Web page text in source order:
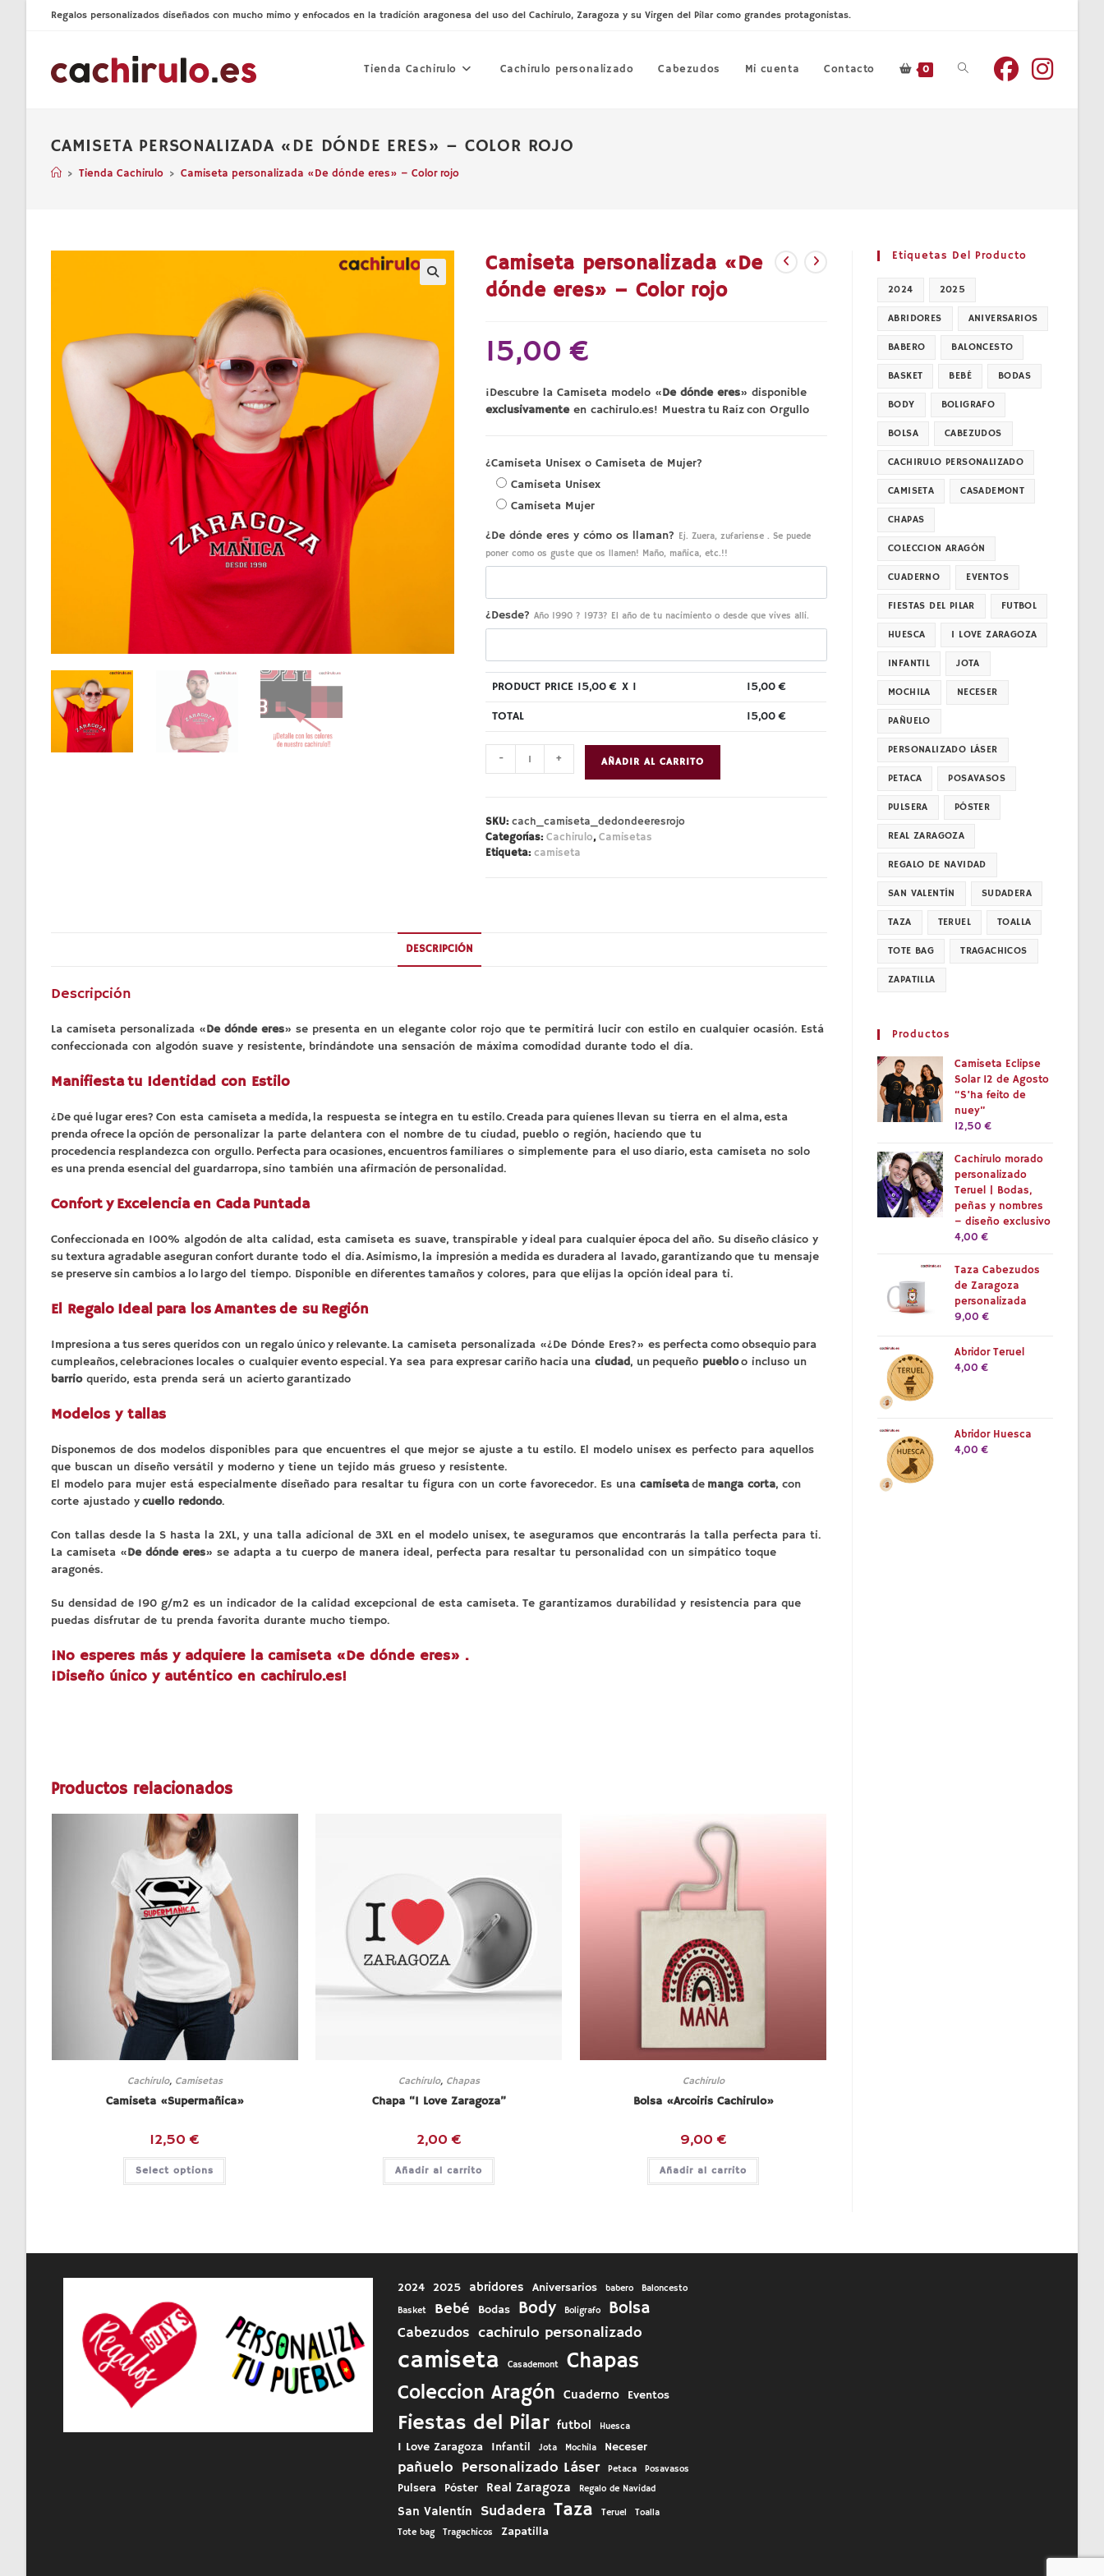
Regalos personalizados diseñados con mucho mimo y enfocados en la tradición aragonesa del uso del Cachirulo, Zaragoza y su Virgen del Pilar como grandes protagonistas.
Tienda Cachirulo Cachirulo personalizado Cabezudos Mi cuenta Contacto 0 Alternar
la
web
CAMISETA PERSONALIZADA «DE DÓNDE ERES» – COLOR ROJO
> Tienda Cachirulo > Camiseta personalizada «De dónde eres» – Color rojo
Camiseta personalizada «De
dónde eres» – Color rojo
15,00 €
¡Descubre la Camiseta modelo «De dónde eres» disponible
exclusivamenteen cachirulo.es! Muestratu Raízcon Orgullo
¿Camiseta Unisex o Camiseta de Mujer?
Camiseta Unisex
Camiseta Mujer
¿De dónde eres y cómo os llaman? Ej. Zuera, zufariense . Se puede
poner como os guste que os llamen! Maño, mañica, etc.!!
¿Desde? Año 1990 ? 1973? El año de tu nacimiento o desde que vives alli.
PRODUCT PRICE 15,00€ X 1 15,00€
TOTAL
15,00€
eres»
–
Color
- + AÑADIR AL CARRITO
SKU:cach_camiseta_dedondeeresrojo
Categorías:Cachirulo,Camisetas
Etiqueta:camiseta
DESCRIPCIÓN
Descripción
La camiseta personalizada «De dónde eres» se presenta en un elegante color rojo que te permitirá lucir con estilo en cualquier ocasión. Está
confeccionada con algodón suave y resistente, brindándote una sensación de máxima comodidad durante todo el día.
Manifiesta tu Identidad con Estilo
¿De qué lugar eres? Con esta camiseta a medida, la respuesta se integra en tu estilo. Creada para quienes llevan su tierra en el alma, esta
prenda ofrece la opción de personalizar la parte delantera con el nombre de tu ciudad, pueblo o región, haciendo que tu
procedencia resplandezca con orgullo. Perfecta para ocasiones, encuentros familiares o simplemente para el uso diario, esta camiseta no solo
es una prenda esencial del guardarropa, sino también una afirmación de personalidad.
Confort y Excelencia en Cada Puntada
Confeccionada en 100% algodón de alta calidad, esta camiseta es suave, transpirable y ideal para cualquier época del año. Su diseño clásico y
su textura agradable aseguran confort durante todo el día. Asimismo, la impresión a medida es duradera al lavado, garantizando que tu mensaje
se preserve sin cambios a lo largo del tiempo. Disponible en diferentes tamaños y colores, para que elijas la opción ideal para ti.
El Regalo Ideal para los Amantes de su Región
Impresiona a tus seres queridos con un regalo único y relevante. La camiseta personalizada «¿De Dónde Eres?» es perfecta como obsequio para
cumpleaños, celebraciones locales o cualquier evento especial. Ya sea para expresar cariño hacia una ciudad, un pequeño puebloo incluso un
barrioquerido, esta prenda será un acierto garantizado
Modelos y tallas
Disponemos de dos modelos disponibles para que encuentres el que mejor se ajuste a tu estilo. El modelo unisex es perfecto para aquellos
que buscan un diseño versátil y moderno y tiene un tejido más grueso y resistente.
El modelo para mujer está especialmente diseñado para resaltar tu figura con un corte favorecedor. Es una camisetade manga corta, con
corte ajustado ycuello redondo.
Con tallas desde la S hasta la 2XL, y una talla adicional de 3XL en el modelo unisex, te aseguramos que encontrarás la talla perfecta para ti.
La camiseta «De dónde eres» se adapta a tu cuerpo de manera ideal, perfecta para resaltar tu personalidad con un simpático toque
aragonés.
Su densidad de 190 g/m2 es un indicador de la calidad excepcional de esta camiseta. Te garantizamos durabilidad y resistencia para que
puedas disfrutar de tu prenda favorita durante mucho tiempo.
¡No esperes más y adquiere la camiseta «De dónde eres» .
¡Diseño único y auténtico en cachirulo.es!
Productos relacionados
Cachirulo, Camisetas
Camiseta «Supermañica»
12,50€
Select options
Cachirulo, Chapas
Chapa “I Love Zaragoza”
2,00 €
Añadir al carrito
Cachirulo
Bolsa «Arcoiris Cachirulo»
9,00 €
Añadir al carrito
Etiquetas Del Producto
2024 2025
ABRIDORES ANIVERSARIOS
BABERO BALONCESTO
BASKET BEBÉ BODAS
BODY BOLIGRAFO
BOLSA CABEZUDOS
CACHIRULO PERSONALIZADO
CAMISETA CASADEMONT
CHAPAS
COLECCION ARAGÓN
CUADERNO EVENTOS
FIESTAS DEL PILAR FUTBOL
HUESCA I LOVE ZARAGOZA
INFANTIL JOTA
MOCHILA NECESER
PAÑUELO
PERSONALIZADO LÁSER
PETACA POSAVASOS
PULSERA PÓSTER
REAL ZARAGOZA
REGALO DE NAVIDAD
SAN VALENTÍN SUDADERA
TAZA TERUEL TOALLA
TOTE BAG TRAGACHICOS
ZAPATILLA
Productos
Camiseta Eclipse
Solar 12 de Agosto
“S’ha feito de
nuey”
12,50 €
Cachirulo morado
personalizado
Teruel | Bodas,
peñas y nombres
– diseño exclusivo
4,00 €
Taza Cabezudos
de Zaragoza
personalizada
9,00 €
Abridor Teruel
4,00 €
Abridor Huesca
4,00 €
2024 2025 abridores Aniversarios babero
Baloncesto
Basket
Bebé Bodas Body Boligrafo Bolsa
Cabezudos cachirulo personalizado
camiseta Casademont Chapas
Coleccion Aragón Cuaderno Eventos
Fiestas del Pilar futbol Huesca
I Love Zaragoza Infantil Jota Mochila Neceser
pañuelo Personalizado Láser Petaca Posavasos
Pulsera Póster Real Zaragoza Regalo de Navidad
San Valentín Sudadera Taza Teruel
Toalla
Tote bag
Tragachicos Zapatilla